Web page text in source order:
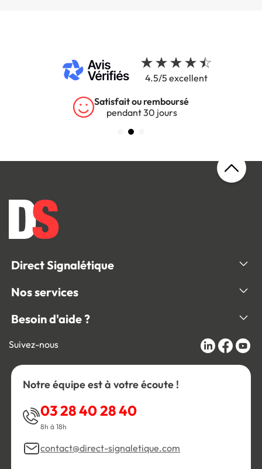
4.5/5 excellent
Satisfait ou remboursé
pendant 30 jours
Direct Signalétique
Nos services
Besoin d'aide ?
Suivez-nous
Notre équipe est à votre écoute !
03 28 40 28 40
8h à 18h
contact@direct-signaletique.com